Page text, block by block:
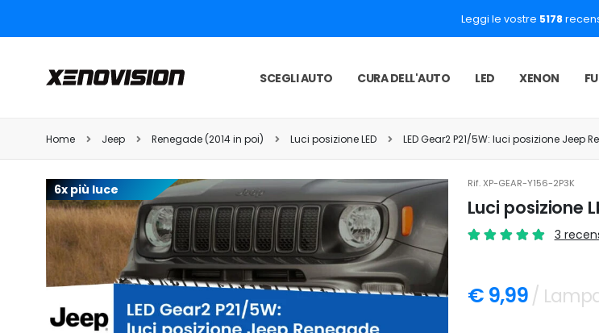
Leggi le vostre 5178
SCEGLI AUTO CURA DELL'AUTO LED XENON
Home Jeep Renegade (2014 in poi) Luci posizione LED LED Gear2 P21/5W: luci posizione Jeep
6x più luce Rif.XP-GEAR-Y156-2P3K
Luci posizione
3
€ 9,99 /